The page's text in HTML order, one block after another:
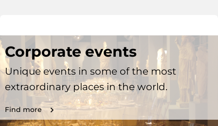
Corporate events
Unique events in some of the most
extraordinary places in the world.
Find more